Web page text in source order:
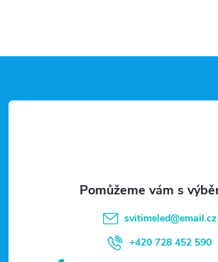
á
svitimeled@email.cz
+420 728 452 590